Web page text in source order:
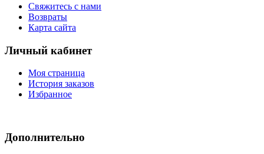
Свяжитесь с нами
Возвраты
Карта сайта
Личный кабинет
Моя страница
История заказов
Избранное
Дополнительно